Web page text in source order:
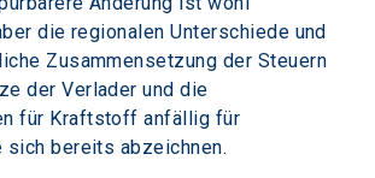
die regionalen Unterschiede und
Zusammensetzung der Steuern
der Verlader und die
für Kraftstoff anfällig für
sich bereits abzeichnen.